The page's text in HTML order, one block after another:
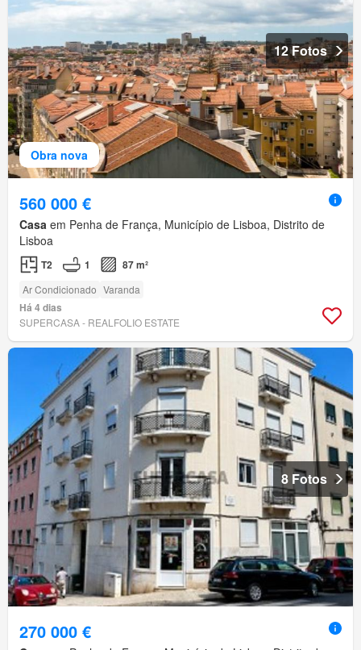
Obra nova
12 Fotos
560 000 €
Casa em Penha de França, Município de Lisboa, Distrito de
Lisboa
T2 1 87 m²
Ar Condicionado Varanda
Há 4 dias
SUPERCASA - REALFOLIO ESTATE
8 Fotos
270 000 €